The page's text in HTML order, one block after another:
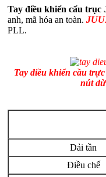
Tay điều khiển cẩu trục
anh, mã hóa an toàn.
PLL.
Tay điều khiển cầu
nút
Dải tần
Điều chế